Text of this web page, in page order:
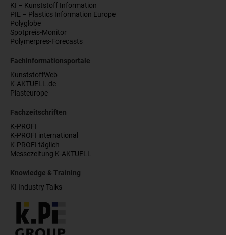
KI – Kunststoff Information
PIE – Plastics Information Europe
Polyglobe
Spotpreis-Monitor
Polymerpres-Forecasts
Fachinformationsportale
KunststoffWeb
K-AKTUELL.de
Plasteurope
Fachzeitschriften
K-PROFI
K-PROFI international
K-PROFI täglich
Messezeitung K-AKTUELL
Knowledge & Training
KI Industry Talks